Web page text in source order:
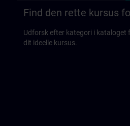
Find den rette kursus
Udforsk efter kategori i kataloget
dit ideelle kursus.